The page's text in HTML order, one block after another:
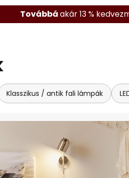
Továbbáakár 13 %
Klasszikus / antik fali lámpák